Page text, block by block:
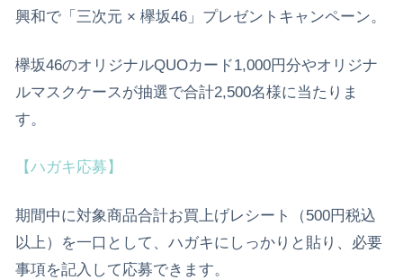
興和で「三次元 × 欅坂46」プレゼントキャンペーン。
欅坂46のオリジナルQUOカード1,000円分やオリジナ
ルマスクケースが抽選で合計2,500名様に当たりま
す。
【ハガキ応募】
期間中に対象商品合計お買上げレシート（500円税込
以上）を一口として、ハガキにしっかりと貼り、必要
事項を記入して応募できます。